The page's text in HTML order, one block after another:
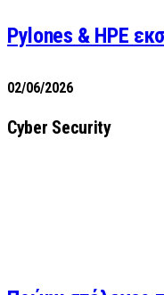
Pylones & HPE
02/06/2026
Cyber Security